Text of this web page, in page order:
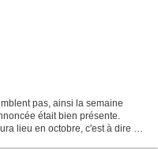
pas, ainsi la semaine
était bien présente.
lieu en octobre, c'est à dire en